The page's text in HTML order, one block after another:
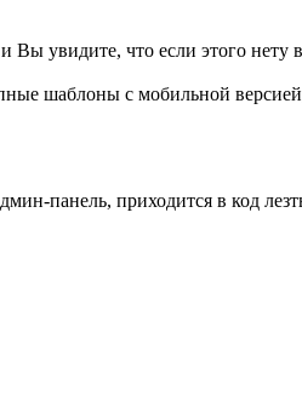
увидите, что если этого нету
шаблоны с мобильной
панель, приходится в код